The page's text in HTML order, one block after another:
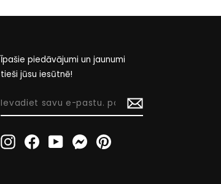
Īpašie piedāvājumi un jaunumi
tieši jūsu iesūtnē!
IEVADIET
PASTU.InstagramFacebookYouTubeMessenger